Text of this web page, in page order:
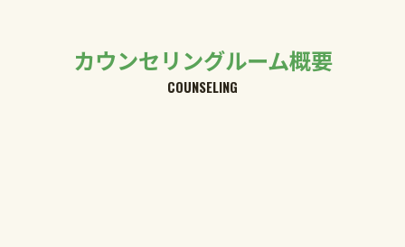
カウンセリングルーム概要
COUNSELING